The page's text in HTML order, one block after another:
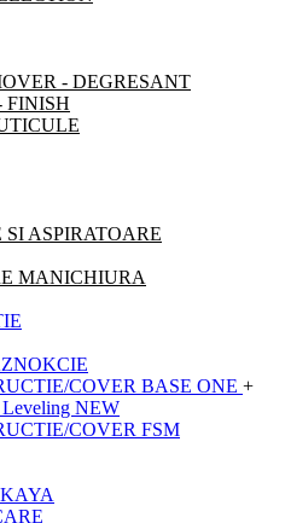
- DEGRESANT
FINISH
ASPIRATOARE
MANICHIURA
COVER BASE ONE +
NEW
COVER FSM